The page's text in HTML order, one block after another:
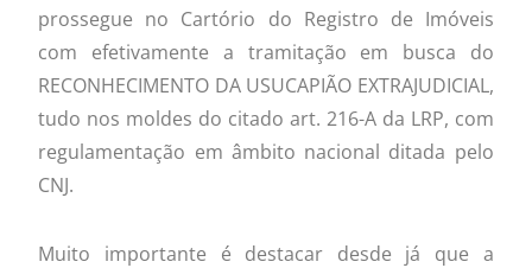
prossegue no Cartório do Registro de Imóveis
com efetivamente a tramitação em busca do
RECONHECIMENTO DA USUCAPIÃO EXTRAJUDICIAL,
tudo nos moldes do citado art. 216-A da LRP, com
regulamentação em âmbito nacional ditada pelo
CNJ.
Muito importante é destacar desde já que a